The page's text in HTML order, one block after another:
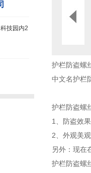
技园内2
护栏防盗螺
中文名护栏
护栏防盗螺
1、防盗效
2、外观美
另外：现在
护栏防盗螺